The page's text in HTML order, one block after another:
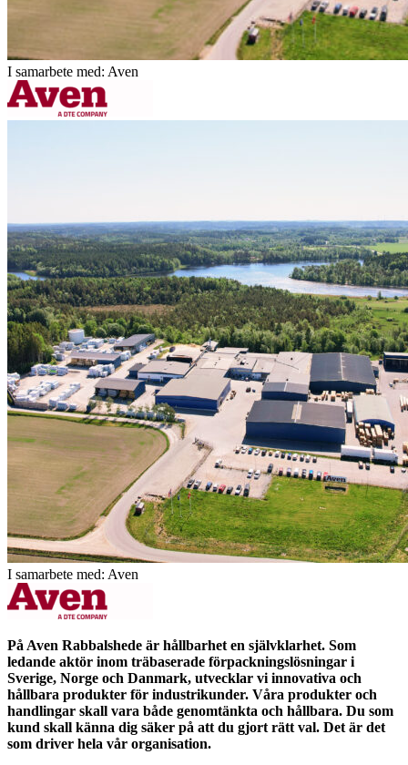
I samarbete med: Aven
I samarbete med: Aven
På Aven Rabbalshede är hållbarhet en självklarhet. Som
ledande aktör inom träbaserade förpackningslösningar i
Sverige, Norge och Danmark, utvecklar vi innovativa och
hållbara produkter för industrikunder. Våra produkter och
handlingar skall vara både genomtänkta och hållbara. Du som
kund skall känna dig säker på att du gjort rätt val. Det är det
som driver hela vår organisation.